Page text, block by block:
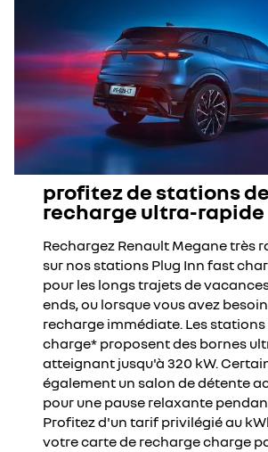
profitez de stations de
recharge ultra-rapide
Rechargez Renault Megane très
sur nos stations Plug Inn fast
pour les longs trajets de
ends, ou lorsque vous avez
recharge immédiate. Les
charge* proposent des bornes
atteignant jusqu'à 320 kW.
également un salon de détente
pour une pause relaxante
Profitez d'un tarif privilégié au
votre carte de recharge charge